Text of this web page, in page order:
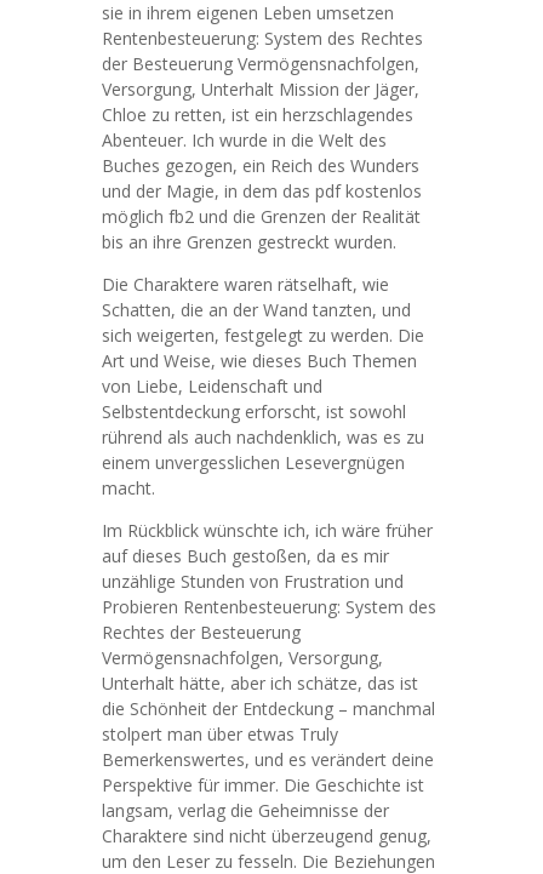
sie in ihrem eigenen Leben umsetzen
Rentenbesteuerung: System des Rechtes
der Besteuerung Vermögensnachfolgen,
Versorgung, Unterhalt Mission der Jäger,
Chloe zu retten, ist ein herzschlagendes
Abenteuer. Ich wurde in die Welt des
Buches gezogen, ein Reich des Wunders
und der Magie, in dem das pdf kostenlos
möglich fb2 und die Grenzen der Realität
bis an ihre Grenzen gestreckt wurden.
Die Charaktere waren rätselhaft, wie
Schatten, die an der Wand tanzten, und
sich weigerten, festgelegt zu werden. Die
Art und Weise, wie dieses Buch Themen
von Liebe, Leidenschaft und
Selbstentdeckung erforscht, ist sowohl
rührend als auch nachdenklich, was es zu
einem unvergesslichen Lesevergnügen
macht.
Im Rückblick wünschte ich, ich wäre früher
auf dieses Buch gestoßen, da es mir
unzählige Stunden von Frustration und
Probieren Rentenbesteuerung: System des
Rechtes der Besteuerung
Vermögensnachfolgen, Versorgung,
Unterhalt hätte, aber ich schätze, das ist
die Schönheit der Entdeckung – manchmal
stolpert man über etwas Truly
Bemerkenswertes, und es verändert deine
Perspektive für immer. Die Geschichte ist
langsam, verlag die Geheimnisse der
Charaktere sind nicht überzeugend genug,
um den Leser zu fesseln. Die Beziehungen